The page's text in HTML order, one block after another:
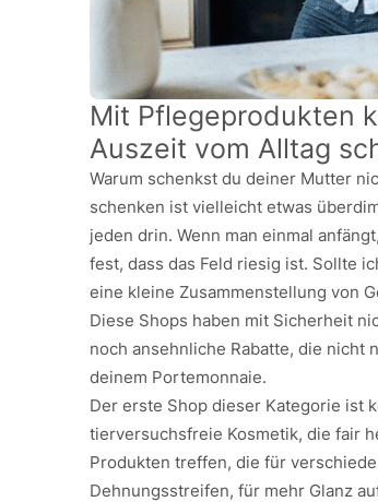
Mit Pflegeprodukten
Auszeit vom Alltag
Warum schenkst du deiner Mutter
schenken ist vielleicht etwas
jeden drin. Wenn man einmal
fest, dass das Feld riesig ist. Sollte
eine kleine Zusammenstellung von
Diese Shops haben mit Sicherheit
noch ansehnliche Rabatte, die nicht
deinem Portemonnaie.
Der erste Shop dieser Kategorie ist
tierversuchsfreie Kosmetik, die fair
Produkten treffen, die für
Dehnungsstreifen, für mehr Glanz